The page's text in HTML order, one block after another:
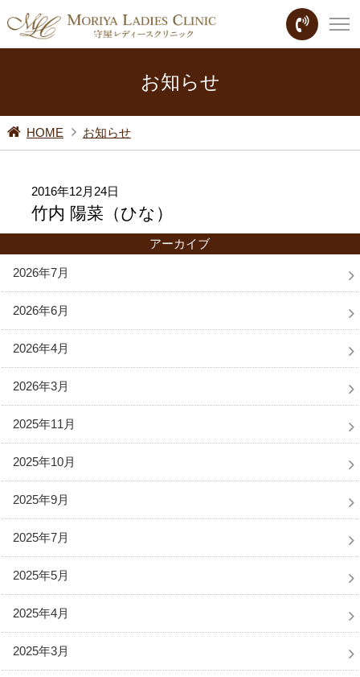
お知らせ
HOME お知らせ
2016年12月24日
竹内 陽菜（ひな）
アーカイブ
2026年7月
2026年6月
2026年4月
2026年3月
2025年11月
2025年10月
2025年9月
2025年7月
2025年5月
2025年4月
2025年3月